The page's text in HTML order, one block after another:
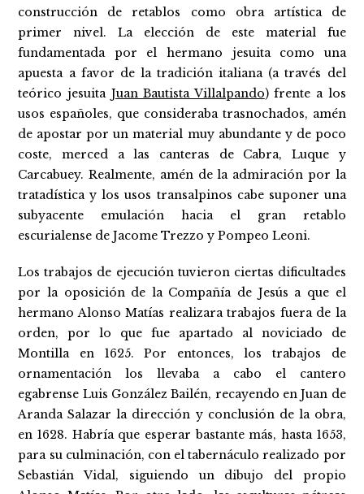
construcción de retablos como obra artística de
primer nivel. La elección de este material fue
fundamentada por el hermano jesuita como una
apuesta a favor de la tradición italiana (a través del
teórico jesuita Juan Bautista Villalpando) frente a los
usos españoles, que consideraba trasnochados, amén
de apostar por un material muy abundante y de poco
coste, merced a las canteras de Cabra, Luque y
Carcabuey. Realmente, amén de la admiración por la
tratadística y los usos transalpinos cabe suponer una
subyacente emulación hacia el gran retablo
escurialense de Jacome Trezzo y Pompeo Leoni.
Los trabajos de ejecución tuvieron ciertas dificultades
por la oposición de la Compañía de Jesús a que el
hermano Alonso Matías realizara trabajos fuera de la
orden, por lo que fue apartado al noviciado de
Montilla en 1625. Por entonces, los trabajos de
ornamentación los llevaba a cabo el cantero
egabrense Luis González Bailén, recayendo en Juan de
Aranda Salazar la dirección y conclusión de la obra,
en 1628. Habría que esperar bastante más, hasta 1653,
para su culminación, con el tabernáculo realizado por
Sebastián Vidal, siguiendo un dibujo del propio